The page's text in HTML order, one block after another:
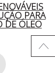
PARA
DE ÓLEO